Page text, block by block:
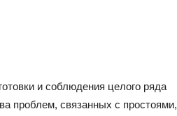
и соблюдения целого ряда
проблем, связанных с простоями,